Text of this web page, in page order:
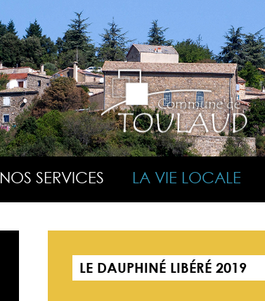
NOS SERVICES LA VIE LOCALE
LE DAUPHINÉ LIBÉRÉ 2019